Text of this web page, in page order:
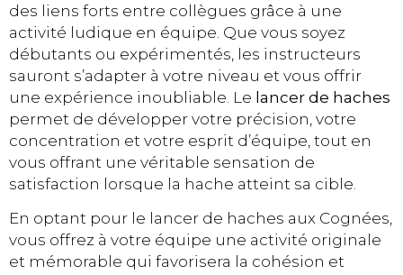
des liens forts entre collègues grâce à une
activité ludique en équipe. Que vous soyez
débutants ou expérimentés, les instructeurs
sauront s’adapter à votre niveau et vous offrir
une expérience inoubliable. Le lancer de haches
permet de développer votre précision, votre
concentration et votre esprit d’équipe, tout en
vous offrant une véritable sensation de
satisfaction lorsque la hache atteint sa cible.
En optant pour le lancer de haches aux Cognées,
vous offrez à votre équipe une activité originale
et mémorable qui favorisera la cohésion et